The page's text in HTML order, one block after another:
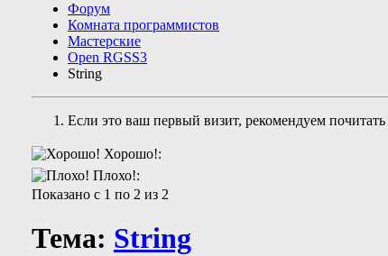
Форум
Комната программистов
Мастерские
Open RGSS3
String
Если это ваш первый визит, рекомендуем почитать
Хорошо!:
Плохо!:
Показано с 1 по 2 из 2
Тема: String